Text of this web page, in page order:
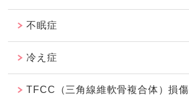
不眠症
冷え症
TFCC（三角線維軟骨複合体）損傷